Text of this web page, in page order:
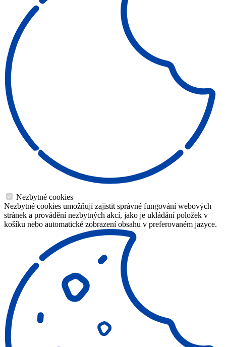
Nezbytné cookies
Nezbytné cookies umožňují zajistit správné fungování webových
stránek a provádění nezbytných akcí, jako je ukládání položek v
košíku nebo automatické zobrazení obsahu v preferovaném jazyce.